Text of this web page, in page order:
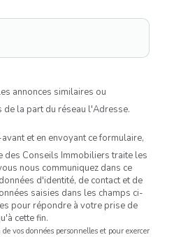
annonces similaires ou
la part du réseau l'Adresse.
et en envoyant ce formulaire,
des Conseils Immobiliers traite les
nous communiquez dans ce
d'identité, de contact et de
saisies dans les champs ci-
pour répondre à votre prise de
cette fin.
vos données personnelles et pour exercer